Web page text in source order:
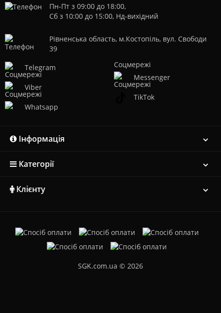
Пн-Пт з 09:00 до 18:00,
Сб з 10:00 до 15:00, Нд-вихідний
Рівненська область, м.Костопіль, вул. Свободи
39
Telegram
Viber
Whatsapp
Messenger
TikTok
Інформація
Категорії
Клієнту
SGK.com.ua © 2026